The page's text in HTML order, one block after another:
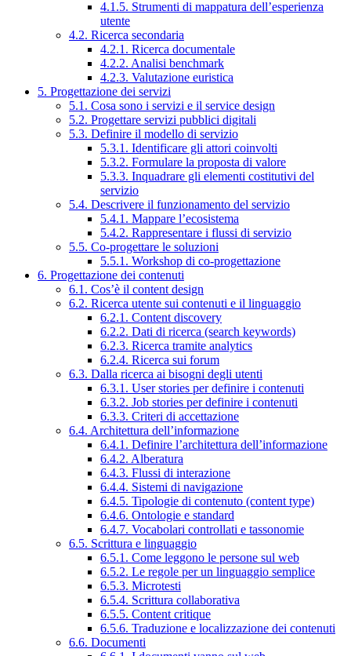
4.1.5. Strumenti di mappatura dell’esperienza
utente
4.2. Ricerca secondaria
4.2.1. Ricerca documentale
4.2.2. Analisi benchmark
4.2.3. Valutazione euristica
5. Progettazione dei servizi
5.1. Cosa sono i servizi e il service design
5.2. Progettare servizi pubblici digitali
5.3. Definire il modello di servizio
5.3.1. Identificare gli attori coinvolti
5.3.2. Formulare la proposta di valore
5.3.3. Inquadrare gli elementi costitutivi del
servizio
5.4. Descrivere il funzionamento del servizio
5.4.1. Mappare l’ecosistema
5.4.2. Rappresentare i flussi di servizio
5.5. Co-progettare le soluzioni
5.5.1. Workshop di co-progettazione
6. Progettazione dei contenuti
6.1. Cos’è il content design
6.2. Ricerca utente sui contenuti e il linguaggio
6.2.1. Content discovery
6.2.2. Dati di ricerca (search keywords)
6.2.3. Ricerca tramite analytics
6.2.4. Ricerca sui forum
6.3. Dalla ricerca ai bisogni degli utenti
6.3.1. User stories per definire i contenuti
6.3.2. Job stories per definire i contenuti
6.3.3. Criteri di accettazione
6.4. Architettura dell’informazione
6.4.1. Definire l’architettura dell’informazione
6.4.2. Alberatura
6.4.3. Flussi di interazione
6.4.4. Sistemi di navigazione
6.4.5. Tipologie di contenuto (content type)
6.4.6. Ontologie e standard
6.4.7. Vocabolari controllati e tassonomie
6.5. Scrittura e linguaggio
6.5.1. Come leggono le persone sul web
6.5.2. Le regole per un linguaggio semplice
6.5.3. Microtesti
6.5.4. Scrittura collaborativa
6.5.5. Content critique
6.5.6. Traduzione e localizzazione dei contenuti
6.6. Documenti